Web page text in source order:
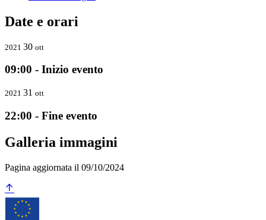
Date e orari
2021 30 ott
09:00 - Inizio evento
2021 31 ott
22:00 - Fine evento
Galleria immagini
Pagina aggiornata il 09/10/2024